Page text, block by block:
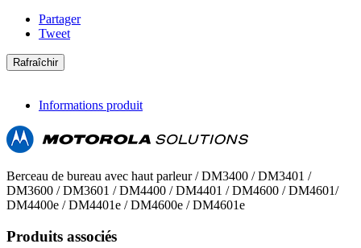
Partager
Tweet
Informations produit
Berceau de bureau avec haut parleur / DM3400 / DM3401 /
DM3600 / DM3601 / DM4400 / DM4401 / DM4600 / DM4601/
DM4400e / DM4401e / DM4600e / DM4601e
Produits associés